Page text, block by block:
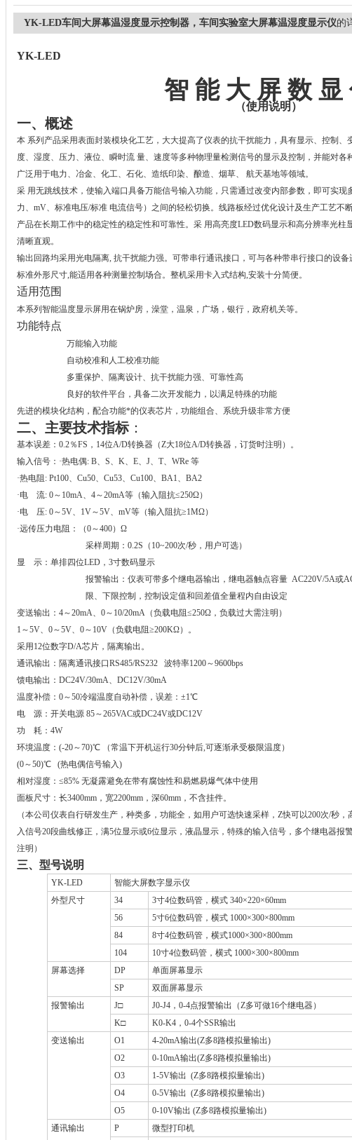
YK-LED车间大屏幕温湿度显示控制器，车间实验室大屏幕温湿度显示仪的
YK-LED
智 能 大 屏 数 显
（使用说明）
一、概述
本 系列产品采用表面封装模块化工艺，大大提高了仪表的抗干扰能力，具有显示、控制
度、湿度、压力、液位、瞬时流 量、速度等多种物理量检测信号的显示及控制，并能对
广泛用于电力、冶金、化工、石化、造纸印染、酿造、烟草、 航天基地等领域。
采 用无跳线技术，使输入端口具备万能信号输入功能，只需通过改变内部参数，即可实
力、mV、标准电压/标准 电流信号）之间的轻松切换。线路板经过优化设计及生产工艺不
产品在长期工作中的稳定性的稳定性和可靠性。采 用高亮度LED数码显示和高分辨率光柱
清晰直观。
输出回路均采用光电隔离, 抗干扰能力强。可带串行通讯接口，可与各种带串行接口的设
标准外形尺寸,能适用各种测量控制场合。整机采用卡入式结构,安装十分简便。
适用范围
本系列智能温度显示屏用在锅炉房，澡堂，温泉，广场，银行，政府机关等。
功能特点
万能输入功能
自动校准和人工校准功能
多重保护、隔离设计、抗干扰能力强、可靠性高
良好的软件平台，具备二次开发能力，以满足特殊的功能
先进的模块化结构，配合功能*的仪表芯片，功能组合、系统升级非常方便
二、主要技术指标：
基本误差： 0.2％FS ， 14位A/D转换器（Z大18位A/D转换器，订货时注明）。
输入信号：·热电偶: B、 S、 K、 E、 J、 T、 WRe 等
·热电阻 : Pt100、 Cu50、 Cu53、 Cu100、 BA1、 BA2
·电 流: 0～ 10mA、 4～20mA等（输入阻抗≤250Ω）
·电 压: 0～5V、 1V～5V、 mV等（输入阻抗≥1MΩ）
·远传压力电阻：（0～400）Ω
采样周期： 0.2S （ 10~200次/秒，用户可选）
显 示：单排四位LED，3寸数码显示
报警输出：仪表可带多个继电器输出，继电器触点容量 AC220V/5A或
限、下限控制，控制设定值和回差值全量程内自由设定
变送输出：4～20mA、0～10/20mA（负载电阻≤250Ω，负载过大需注明）
1～5V、0～5V、0～10V（负载电阻≥200KΩ）。
采用 12位数字D/A芯片，隔离输出。
通讯输出：隔离通讯接口RS485/RS232 波特率1200～9600bps
馈电输出：DC24V/30mA、DC12V/30mA
温度补偿：0～50冷端温度自动补偿，误差：±1℃
电 源：开关电源 85～265VAC或DC24V或DC12V
功 耗：4W
环境温度：(-20～70)℃ （常温下开机运行30分钟后,可逐渐承受极限温度）
(0～50)℃ (热电偶信号输入)
相对湿度：≤85% 无凝露避免在带有腐蚀性和易燃易爆气体中使用
面板尺寸：长3400mm，宽2200mm，深60mm，不含挂件。
（本公司仪表自行研发生产，种类多，功能全，如用户可选快速采样，Z快可以200次/秒
入信号20段曲线修正，满5位显示或6位显示，液晶显示，特殊的输入信号，多个继电器报
注明）
三、型号说明
YK-LED
智能大屏数字显示仪
外型尺寸
34 3寸4位数码管，横式340×220×60mm
56
5寸6位数码管，横式1000×300×800mm
84
8寸4位数码管，横式1000×300×800mm
104
10寸4位数码管，横式1000×300×800mm
屏幕选择
DP
单面屏幕显示
SP
双面屏幕显示
报警输出
J□ J0-J4， 0-4点报警输出（Z多可做16个继电器）
K□ K0-K4， 0-4个SSR输出
变送输出
O1 4-20mA输出(Z多8路模拟量输出)
O2
0-10mA输出(Z多8路模拟量输出)
O3
1-5V输出 (Z多8路模拟量输出)
O4
0-5V输出 (Z多8路模拟量输出)
O5
0-10V输出 (Z多8路模拟量输出)
通讯输出
P
微型打印机